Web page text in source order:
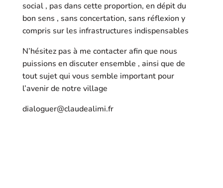
social , pas dans cette proportion, en dépit du
bon sens , sans concertation, sans réflexion y
compris sur les infrastructures indispensables
N’hésitez pas à me contacter afin que nous
puissions en discuter ensemble , ainsi que de
tout sujet qui vous semble important pour
l’avenir de notre village
dialoguer@claudealimi.fr